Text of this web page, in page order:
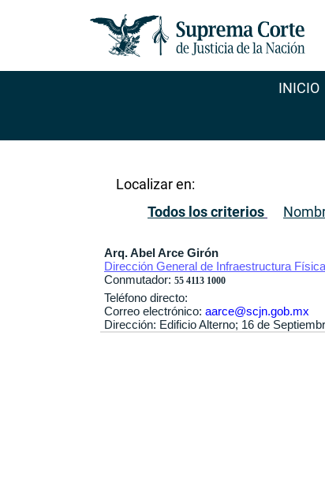
INICIO
Localizar en:
Todos los criterios
Arq. Abel Arce Girón
Dirección General de Infraestructura Física
Conmutador: 55 4113 1000
Teléfono directo:
Correo electrónico: aarce@scjn.gob.mx
Dirección: Edificio Alterno; 16 de